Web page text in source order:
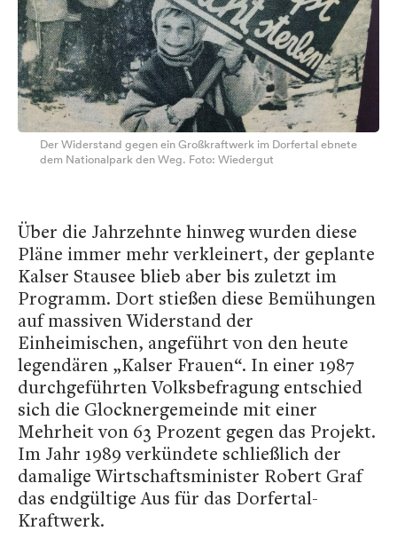
Der Widerstand gegen ein Großkraftwerk im Dorfertal ebnete
dem Nationalpark den Weg. Foto: Wiedergut
Über die Jahrzehnte hinweg wurden diese
Pläne immer mehr verkleinert, der geplante
Kalser Stausee blieb aber bis zuletzt im
Programm. Dort stießen diese Bemühungen
auf massiven Widerstand der
Einheimischen, angeführt von den heute
legendären „Kalser Frauen“. In einer 1987
durchgeführten Volksbefragung entschied
sich die Glocknergemeinde mit einer
Mehrheit von 63 Prozent gegen das Projekt.
Im Jahr 1989 verkündete schließlich der
damalige Wirtschaftsminister Robert Graf
das endgültige Aus für das Dorfertal-
Kraftwerk.